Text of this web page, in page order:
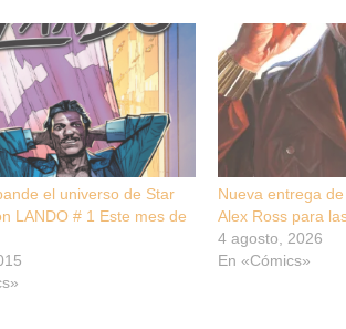
el universo de Star
LANDO # 1 Este mes de
Nueva entrega
Alex Ross para
4 agosto, 2026
En «Cómics»